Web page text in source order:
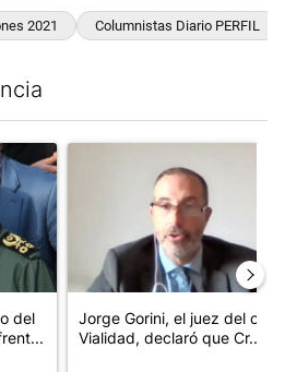
2021 Columnistas Diario PERFIL
con el título "Irán nombró al ideólogo
del
Jorge Gorini, el juez del caso
Vialidad, declaró que Cr...